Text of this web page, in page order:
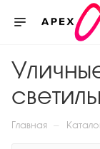
Главная —